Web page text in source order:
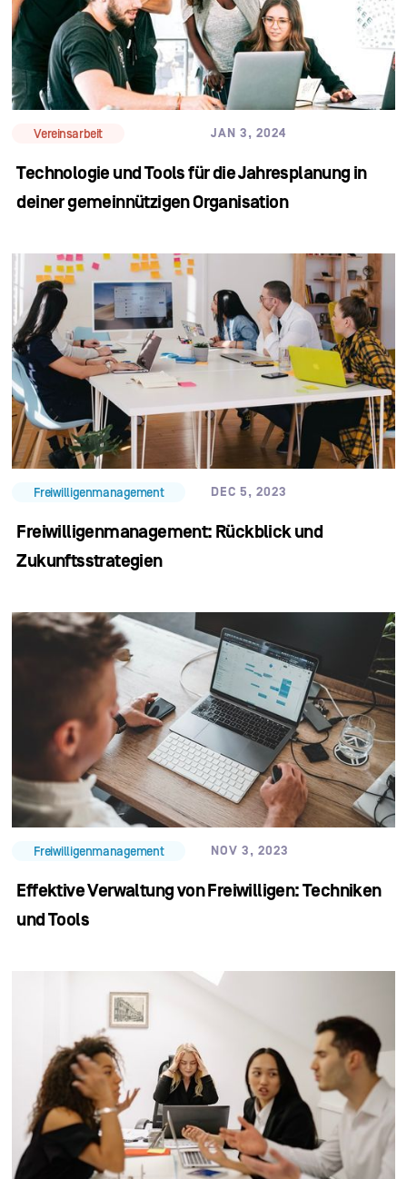
Vereinsarbeit JAN 3, 2024
Technologie und Tools für die Jahresplanung in
deiner gemeinnützigen Organisation
Freiwilligenmanagement DEC 5, 2023
Freiwilligenmanagement: Rückblick und
Zukunftsstrategien
Freiwilligenmanagement NOV 3, 2023
Effektive Verwaltung von Freiwilligen: Techniken
und Tools